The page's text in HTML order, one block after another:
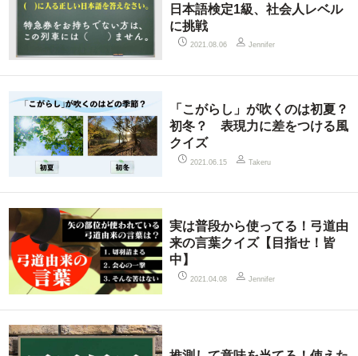
日本語検定1級、社会人レベル
に挑戦
2021.08.06 Jennifer
「こがらし」が吹くのは初夏？
初冬？ 表現力に差をつける風
クイズ
2021.06.15 Takeru
実は普段から使ってる！弓道由
来の言葉クイズ【目指せ！皆
中】
2021.04.08 Jennifer